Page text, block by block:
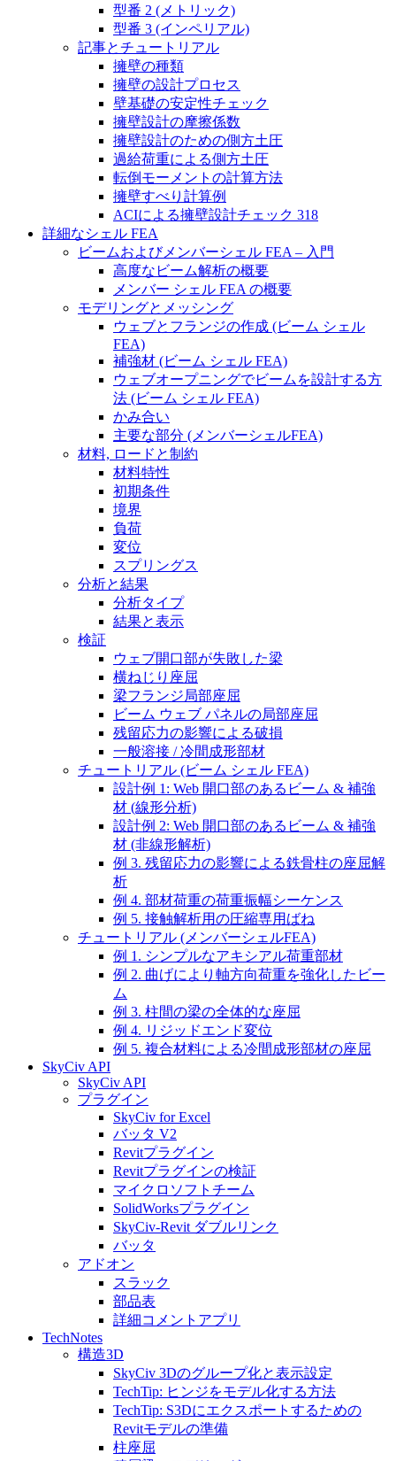
型番 2 (メトリック)
型番 3 (インペリアル)
記事とチュートリアル
擁壁の種類
擁壁の設計プロセス
壁基礎の安定性チェック
擁壁設計の摩擦係数
擁壁設計のための側方土圧
過給荷重による側方土圧
転倒モーメントの計算方法
擁壁すべり計算例
ACIによる擁壁設計チェック 318
詳細なシェル FEA
ビームおよびメンバーシェル FEA – 入門
高度なビーム解析の概要
メンバー シェル FEA の概要
モデリングとメッシング
ウェブとフランジの作成 (ビーム シェル
FEA)
補強材 (ビーム シェル FEA)
ウェブオープニングでビームを設計する方
法 (ビーム シェル FEA)
かみ合い
主要な部分 (メンバーシェルFEA)
材料, ロードと制約
材料特性
初期条件
境界
負荷
変位
スプリングス
分析と結果
分析タイプ
結果と表示
検証
ウェブ開口部が失敗した梁
横ねじり座屈
梁フランジ局部座屈
ビーム ウェブ パネルの局部座屈
残留応力の影響による破損
一般溶接 / 冷間成形部材
チュートリアル (ビーム シェル FEA)
設計例 1: Web 開口部のあるビーム & 補強
材 (線形分析)
設計例 2: Web 開口部のあるビーム & 補強
材 (非線形解析)
例 3. 残留応力の影響による鉄骨柱の座屈解
析
例 4. 部材荷重の荷重振幅シーケンス
例 5. 接触解析用の圧縮専用ばね
チュートリアル (メンバーシェルFEA)
例 1. シンプルなアキシアル荷重部材
例 2. 曲げにより軸方向荷重を強化したビー
ム
例 3. 柱間の梁の全体的な座屈
例 4. リジッドエンド変位
例 5. 複合材料による冷間成形部材の座屈
SkyCiv API
SkyCiv API
プラグイン
SkyCiv for Excel
バッタ V2
Revitプラグイン
Revitプラグインの検証
マイクロソフトチーム
SolidWorksプラグイン
SkyCiv-Revit ダブルリンク
バッタ
アドオン
スラック
部品表
詳細コメントアプリ
TechNotes
構造3D
SkyCiv 3Dのグループ化と表示設定
TechTip: ヒンジをモデル化する方法
TechTip: S3Dにエクスポートするための
Revitモデルの準備
柱座屈